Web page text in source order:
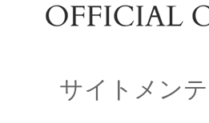
サイトメン